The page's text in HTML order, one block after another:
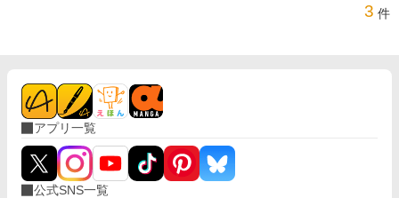
3 件
アプリ一覧
公式SNS一覧